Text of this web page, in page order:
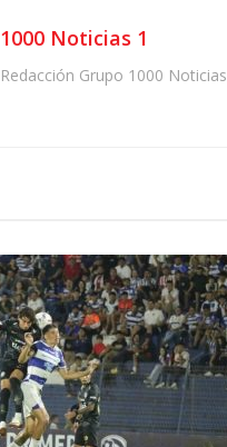
1000 Noticias 1
Redacción Grupo 1000 Noticias